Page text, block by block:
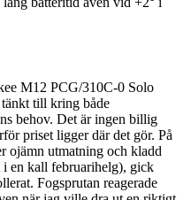
M12 PCG/310C-0 Solo
till kring både
behov. Det är ingen billig
priset ligger där det gör. På
ojämn utmatning och kladd
en kall februarihelg), gick
Fogsprutan reagerade